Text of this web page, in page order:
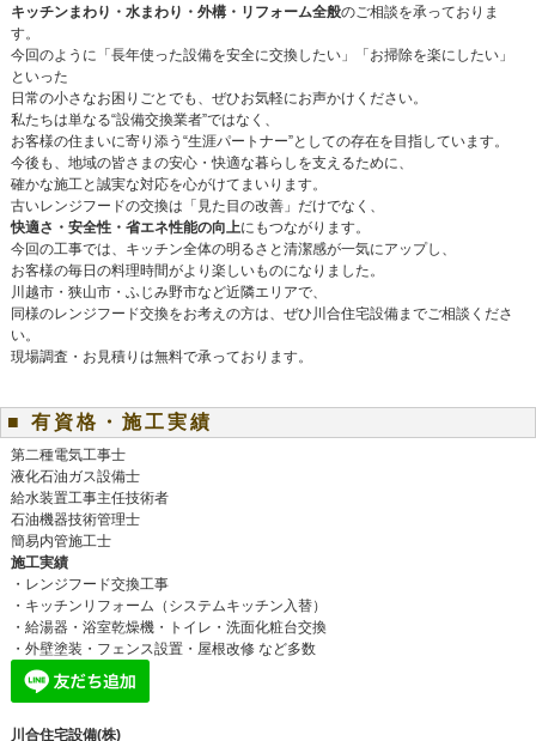
キッチンまわり・水まわり・外構・リフォーム全般のご相談を承っておりま
す。
今回のように「長年使った設備を安全に交換したい」「お掃除を楽にしたい」
といった
日常の小さなお困りごとでも、ぜひお気軽にお声かけください。
私たちは単なる“設備交換業者”ではなく、
お客様の住まいに寄り添う“生涯パートナー”としての存在を目指しています。
今後も、地域の皆さまの安心・快適な暮らしを支えるために、
確かな施工と誠実な対応を心がけてまいります。
古いレンジフードの交換は「見た目の改善」だけでなく、
快適さ・安全性・省エネ性能の向上にもつながります。
今回の工事では、キッチン全体の明るさと清潔感が一気にアップし、
お客様の毎日の料理時間がより楽しいものになりました。
川越市・狭山市・ふじみ野市など近隣エリアで、
同様のレンジフード交換をお考えの方は、ぜひ川合住宅設備までご相談くださ
い。
現場調査・お見積りは無料で承っております。
■ 有資格・施工実績
第二種電気工事士
液化石油ガス設備士
給水装置工事主任技術者
石油機器技術管理士
簡易内管施工士
施工実績
・レンジフード交換工事
・キッチンリフォーム（システムキッチン入替）
・給湯器・浴室乾燥機・トイレ・洗面化粧台交換
・外壁塗装・フェンス設置・屋根改修 など多数
川合住宅設備(株)